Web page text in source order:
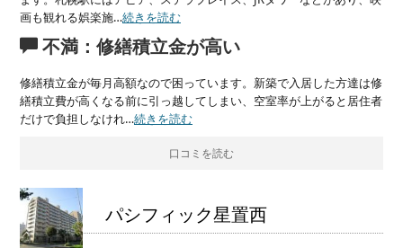
画も観れる娯楽施…続きを読む
不満：修繕積立金が高い
修繕積立金が毎月高額なので困っています。新築で入居した方達は修
繕積立費が高くなる前に引っ越してしまい、空室率が上がると居住者
だけで負担しなけれ…続きを読む
口コミを読む
パシフィック星置西